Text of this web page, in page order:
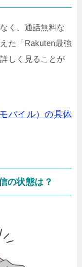
く、通話無料な
た「Rakuten最強
しく見ることが
バイル）の具体
の状態は？